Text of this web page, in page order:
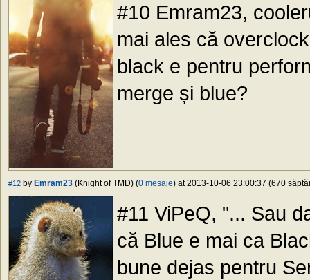
#10 Emram23,
mai ales că
black e pentru
merge și blue?
#12 by Emram23 (Knight of TMD) (0 mesaje) at 2013-10-06 23:00:37 (670
#11 ViPeQ, "... Sau
că Blue e mai ca
bune dejas pentru